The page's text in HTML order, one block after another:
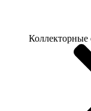
Коллекторные